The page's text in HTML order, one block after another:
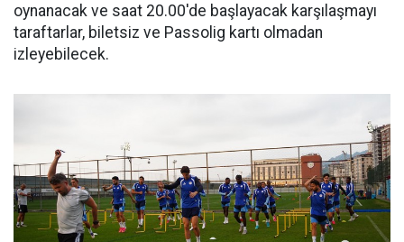
oynanacak ve saat 20.00'de başlayacak karşılaşmayı
taraftarlar, biletsiz ve Passolig kartı olmadan
izleyebilecek.